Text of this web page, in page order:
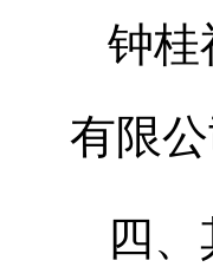
钟桂
有限
四